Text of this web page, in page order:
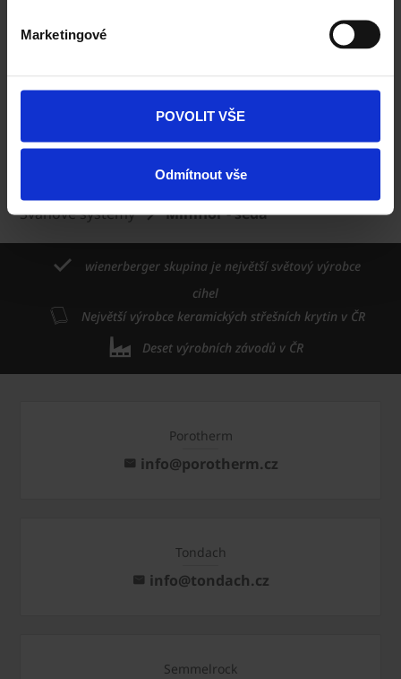
Marketingové
POVOLIT VŠE
Odmítnout vše
Ještědský kámen - šedá
Svahové systémy
Miniflor - šedá
wienerberger skupina je největší světový výrobce
cihel
Největší výrobce keramických střešních krytin v ČR
Deset výrobních závodů v ČR
Porotherm
info@porotherm.cz
Tondach
info@tondach.cz
Semmelrock